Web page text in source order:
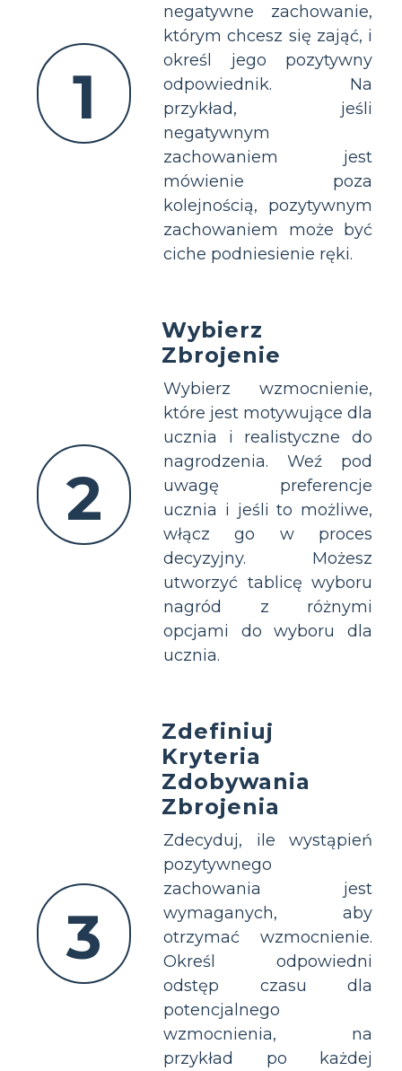
1
negatywne zachowanie,
którym chcesz się zająć, i
określ jego pozytywny
odpowiednik. Na
przykład, jeśli
negatywnym
zachowaniem jest
mówienie poza
kolejnością, pozytywnym
zachowaniem może być
ciche podniesienie ręki.
2
Wybierz
Zbrojenie
Wybierz wzmocnienie,
które jest motywujące dla
ucznia i realistyczne do
nagrodzenia. Weź pod
uwagę preferencje
ucznia i jeśli to możliwe,
włącz go w proces
decyzyjny. Możesz
utworzyć tablicę wyboru
nagród z różnymi
opcjami do wyboru dla
ucznia.
3
Zdefiniuj
Kryteria
Zdobywania
Zbrojenia
Zdecyduj, ile wystąpień
pozytywnego
zachowania jest
wymaganych, aby
otrzymać wzmocnienie.
Określ odpowiedni
odstęp czasu dla
potencjalnego
wzmocnienia, na
przykład po każdej